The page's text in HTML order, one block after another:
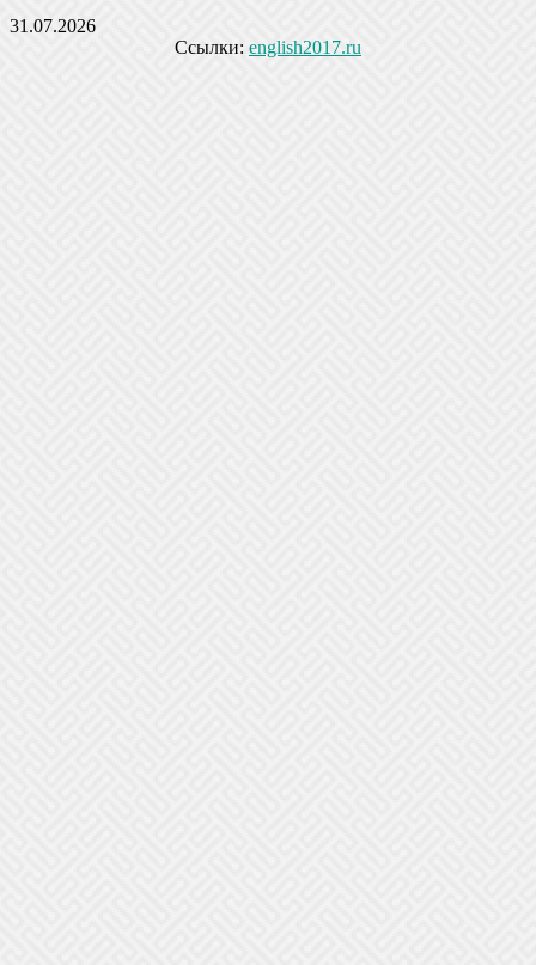
31.07.2026
Ссылки: english2017.ru